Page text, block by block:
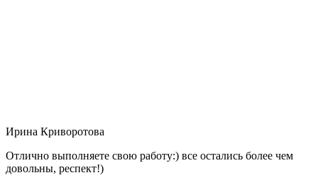
Ирина Криворотова
Отлично выполняете свою работу:) все остались более чем
довольны, респект!)